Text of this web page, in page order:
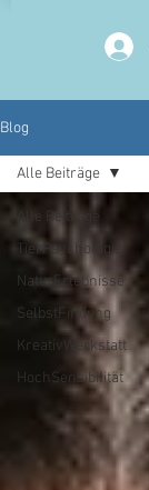
Blog
Alle Beiträge
TierPsychologie
NaturErlebnisse
SelbstFindung
KreativWerkstatt
HochSensibilität
Alle Beiträge